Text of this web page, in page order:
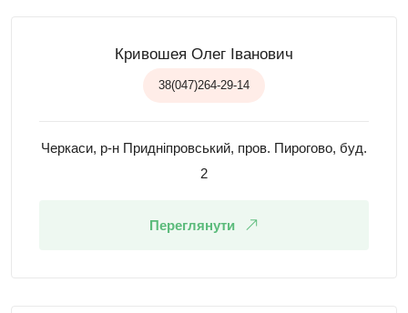
Кривошея Олег Іванович
38(047)264-29-14
Черкаси, р-н Придніпровський, пров. Пирогово, буд.
2
Переглянути